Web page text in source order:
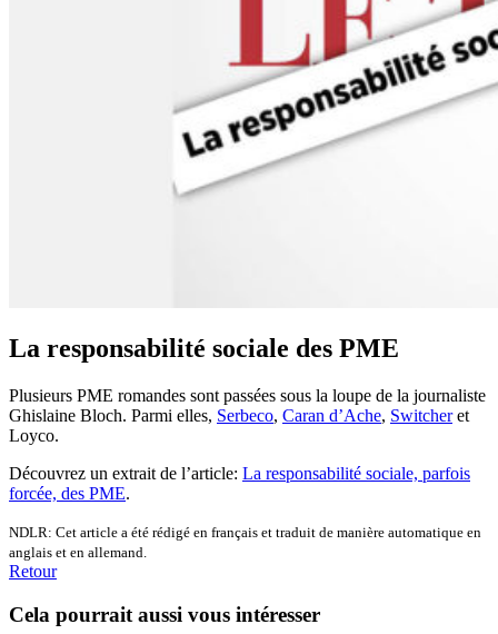
La responsabilité sociale des PME
Plusieurs PME romandes sont passées sous la loupe de la journaliste
Ghislaine Bloch. Parmi elles, Serbeco, Caran d’Ache, Switcheret
Loyco.
Découvrez un extrait de l’article: La responsabilité sociale, parfois
forcée, des PME.
NDLR: Cet article a été rédigé en français et traduit de manière automatique en
anglais et en allemand.
Retour
Cela pourrait aussi vous intéresser